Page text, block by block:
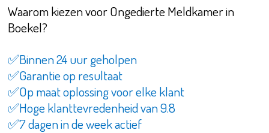
Waarom kiezen voor Ongedierte Meldkamer in
Boekel?
✅Binnen 24 uur geholpen
✅Garantie op resultaat
✅Op maat oplossing voor elke klant
✅Hoge klanttevredenheid van 9.8
✅7 dagen in de week actief